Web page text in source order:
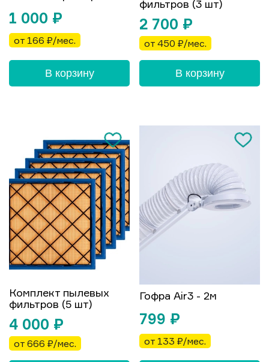
1 000 ₽
от 166 ₽/мес.
В корзину
фильтров (3 шт)
2 700 ₽
от 450 ₽/мес.
В корзину
Комплект пылевых
фильтров (5 шт)
4 000 ₽
от 666 ₽/мес.
Гофра Air3 - 2м
799 ₽
от 133 ₽/мес.